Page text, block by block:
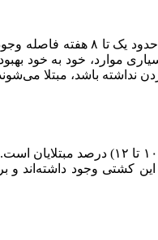
رئیس مرکز تحقیقات مقاومت میکروبی دانشگاه علوم‌پزشکی
موارد، خود به خود بهبود
نداشته باشد، مبتلا
صالحی درباره شدت کشندگی بیماری گفت: میزان کشندگی نوعی که در
وجود داشته‌اند و